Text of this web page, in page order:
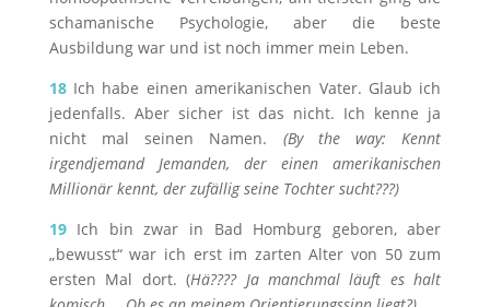
schamanische Psychologie, aber die beste
Ausbildung war und ist noch immer mein Leben.
18Ich habe einen amerikanischen Vater. Glaub ich
jedenfalls. Aber sicher ist das nicht. Ich kenne ja
nicht mal seinen Namen. (By the way: Kennt
irgendjemand Jemanden, der einen amerikanischen
Millionär kennt, der zufällig seine Tochter sucht???)
19Ich bin zwar in Bad Homburg geboren, aber
„bewusst“ war ich erst im zarten Alter von 50 zum
ersten Mal dort. (Hä???? Ja manchmal läuft es halt